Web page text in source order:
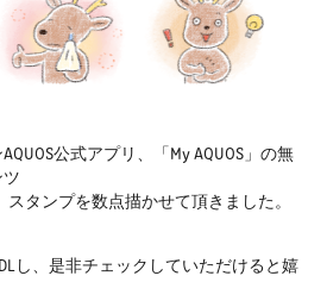
公式アプリ、「My AQUOS」の無
スタンプを数点描かせて頂きました。
し、是非チェックしていただけると嬉